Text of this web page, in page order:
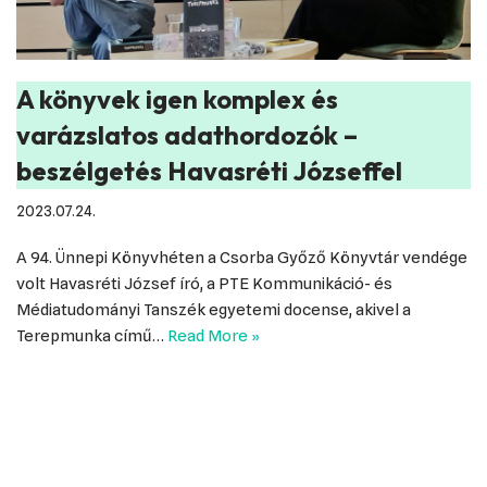
A könyvek igen komplex és
varázslatos adathordozók –
beszélgetés Havasréti Józseffel
2023.07.24.
A 94. Ünnepi Könyvhéten a Csorba Győző Könyvtár vendége
volt Havasréti József író, a PTE Kommunikáció- és
Médiatudományi Tanszék egyetemi docense, akivel a
Terepmunka című… Read More »